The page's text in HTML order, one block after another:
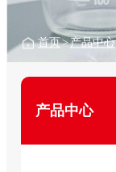
产品中心
首页>产品中心